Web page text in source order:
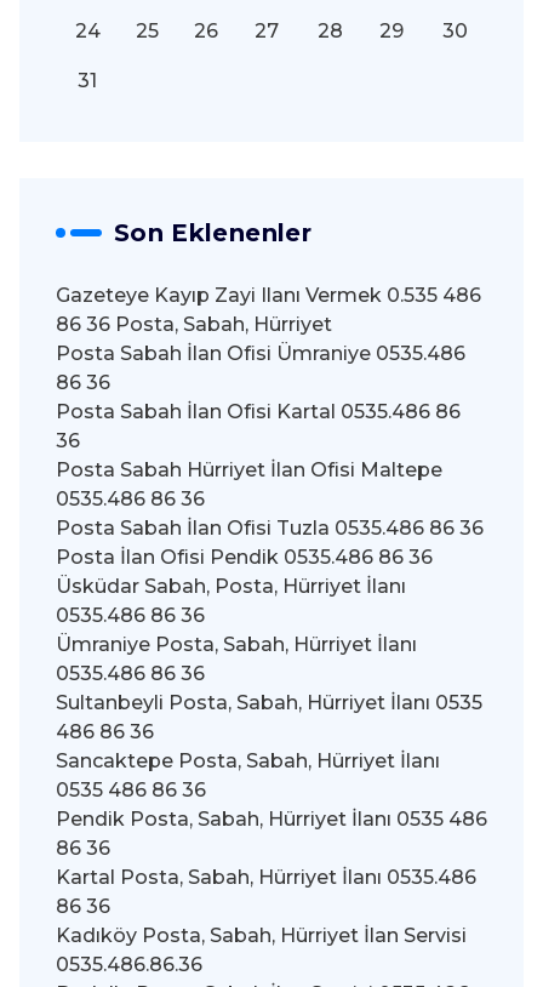
24 25 26 27 28 29 30
31
Son Eklenenler
Gazeteye Kayıp Zayi Ilanı Vermek 0.535 486
86 36 Posta, Sabah, Hürriyet
Posta Sabah İlan Ofisi Ümraniye 0535.486
86 36
Posta Sabah İlan Ofisi Kartal 0535.486 86
36
Posta Sabah Hürriyet İlan Ofisi Maltepe
0535.486 86 36
Posta Sabah İlan Ofisi Tuzla 0535.486 86 36
Posta İlan Ofisi Pendik 0535.486 86 36
Üsküdar Sabah, Posta, Hürriyet İlanı
0535.486 86 36
Ümraniye Posta, Sabah, Hürriyet İlanı
0535.486 86 36
Sultanbeyli Posta, Sabah, Hürriyet İlanı 0535
486 86 36
Sancaktepe Posta, Sabah, Hürriyet İlanı
0535 486 86 36
Pendik Posta, Sabah, Hürriyet İlanı 0535 486
86 36
Kartal Posta, Sabah, Hürriyet İlanı 0535.486
86 36
Kadıköy Posta, Sabah, Hürriyet İlan Servisi
0535.486.86.36